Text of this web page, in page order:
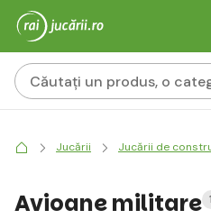
Jucării Jucării de
Avioane militare